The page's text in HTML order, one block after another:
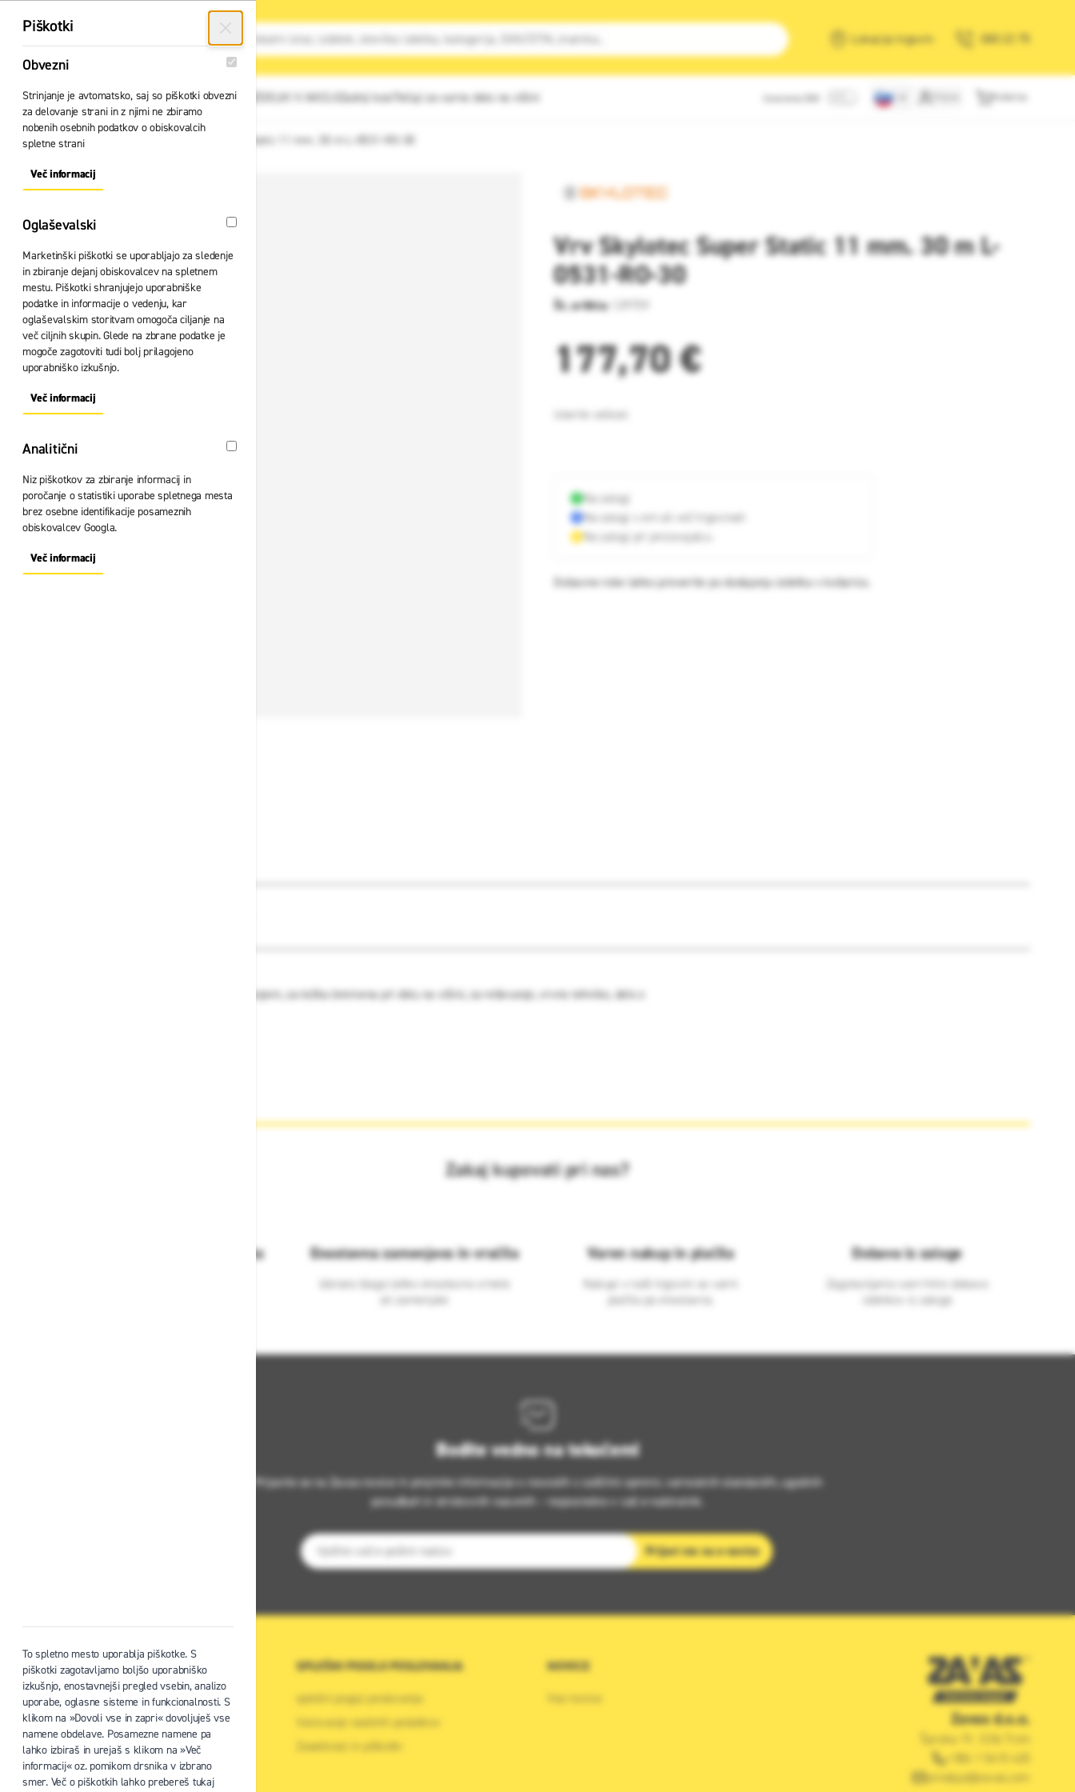
Išči
Lokacije trgovin 080 22 75
GLAVNI MENI Vsi izdelki IZDELKI V AKCIJI Zadnji kosi Tečaji za varno delo na višini
Nazaj Vrv Skylotec Super Static 11 mm. 30 m L-0531-RO-30
Vrv Skylotec Super Static 11 mm. 30 m L-
0531-RO-30
Št. artikla:
177,70 €
Izberite
Na zalogi
Na zalogi v eni ali več trgovinah
Na zalogi pri proizvajalcu
Dobavne roke lahko preverite po dodajanju izdelka v košarico.
Statična vrv, prešita zanka z zaščitnim ovojem, za težka bremena pri delu na višini, za reševanje, vrvno tehniko, delo z
Zakaj kupovati pri nas?
Dostava in prevzemna mesta Enostavna zamenjava in vračila
Izbrano blago lahko ensotavno vrnete
ali zamenjate
Varen nakup in plačila
Nakupi v naši trgovini so varni
plačila pa enostavna.
Dobava iz zaloge
Zagotavljamo vam hitro dobavo
izdelkov iz zaloge
Bodite vedno na tekočem!
Prijavite se na Zavas novice in prejmite informacije o novostih v zaščitni opremi, varnostnih standardih, ugodnih
ponudbah in strokovnih nasvetih – neposredno v vaš e-nabiralnik.
E-poštni naslov
Prijavi me na e-novice
O PODJETJU
O podjetju
Kontaktni center podjetja
Center za varno delo na višini
Zaposlitev
SPLOŠNI POGOJI POSLOVANJA
splošni pogoji poslovanja
Varovanje osebnih podatkov
Zasebnost in piškotki
NOVICE
Vse novice
Zavas d.o.o.
Špruha 19, 1236 Trzin
+386 1 5610 420
prodaja@zavas.com
Piškotki
Obvezni Obvezni
Strinjanje je avtomatsko, saj so piškotki obvezni
za delovanje strani in z njimi ne zbiramo
nobenih osebnih podatkov o obiskovalcih
spletne strani
Več informacijAbout "Obvezni" Cookie Group
Oglaševalski Oglaševalski
Marketinški piškotki se uporabljajo za sledenje
in zbiranje dejanj obiskovalcev na spletnem
mestu. Piškotki shranjujejo uporabniške
podatke in informacije o vedenju, kar
oglaševalskim storitvam omogoča ciljanje na
več ciljnih skupin. Glede na zbrane podatke je
mogoče zagotoviti tudi bolj prilagojeno
uporabniško izkušnjo.
Več informacijAbout "Oglaševalski" Cookie Group
Analitični Analitični
Niz piškotkov za zbiranje informacij in
poročanje o statistiki uporabe spletnega mesta
brez osebne identifikacije posameznih
obiskovalcev Googla.
Več informacijAbout "Analitični" Cookie Group
To spletno mesto uporablja piškotke. S
piškotki zagotavljamo boljšo uporabniško
izkušnjo, enostavnejši pregled vsebin, analizo
uporabe, oglasne sisteme in funkcionalnosti. S
klikom na »Dovoli vse in zapri« dovoljuješ vse
namene obdelave. Posamezne namene pa
lahko izbiraš in urejaš s klikom na »Več
informacij« oz. pomikom drsnika v izbrano
smer. Več o piškotkih lahko prebereš tukaj